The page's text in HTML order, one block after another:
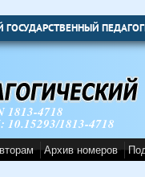
1813-4718
10.15293/1813-4718
Архив номеров